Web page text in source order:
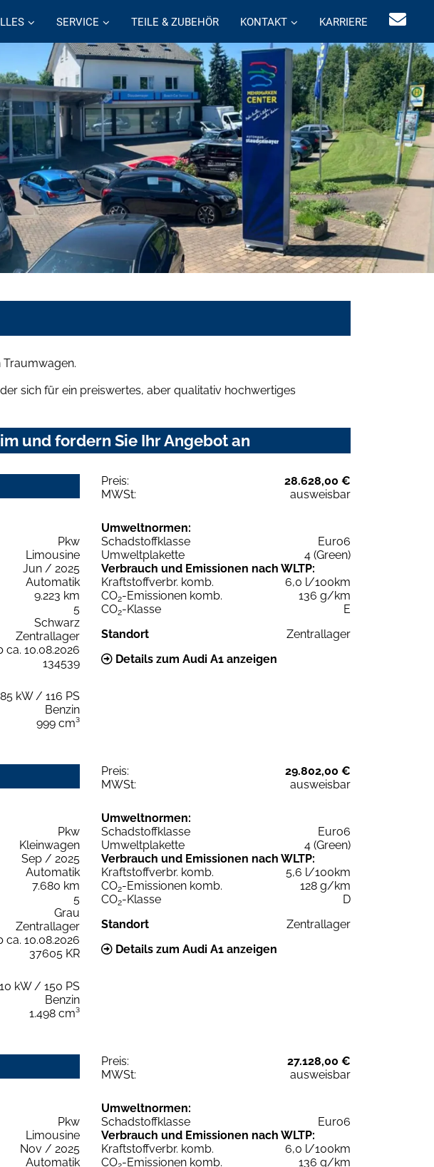
SERVICE TEILE & ZUBEHÖR KONTAKT KARRIERE
Traumwagen.
sich für ein preiswertes, aber qualitativ hochwertiges
und fordern Sie Ihr Angebot an
Preis:
28.628,00 €
MWSt:
ausweisbar
Pkw
Limousine
Jun / 2025
Automatik
9.223 km
5
Schwarz
Zentrallager
ca. 10.08.2026
134539
85 kW / 116 PS
Benzin
999 cm³
Umweltnormen:
Schadstoffklasse
Euro6
Umweltplakette
4 (Green)
Verbrauch und Emissionen nach WLTP:
Kraftstoffverbr. komb.
6,0 l/100km
CO2-Emissionen komb.
136 g/km
CO2-Klasse
E
Standort
Zentrallager
Details zum Audi A1 anzeigen
Preis:
29.802,00 €
MWSt:
ausweisbar
Pkw
Kleinwagen
Sep / 2025
Automatik
7.680 km
5
Grau
Zentrallager
ca. 10.08.2026
37605 KR
kW / 150 PS
Benzin
1.498 cm³
Umweltnormen:
Schadstoffklasse
Euro6
Umweltplakette
4 (Green)
Verbrauch und Emissionen nach WLTP:
Kraftstoffverbr. komb.
5,6 l/100km
CO2-Emissionen komb.
128 g/km
CO2-Klasse
D
Standort
Zentrallager
Details zum Audi A1 anzeigen
Preis:
27.128,00 €
MWSt:
ausweisbar
Pkw
Limousine
Nov / 2025
Automatik
Umweltnormen:
Schadstoffklasse
Euro6
Verbrauch und Emissionen nach WLTP:
Kraftstoffverbr. komb.
6,0 l/100km
CO -Emissionen komb.
136 g/km